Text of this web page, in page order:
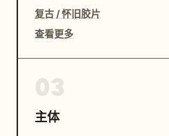
复古 / 怀旧胶片
查看更多
主体